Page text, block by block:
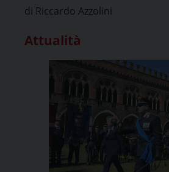
di Riccardo Azzolini
Attualità